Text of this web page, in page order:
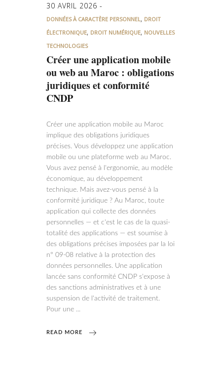
30 AVRIL 2026
DONNÉES À CARACTÈRE PERSONNEL, DROIT
ÉLECTRONIQUE, DROIT NUMÉRIQUE, NOUVELLES
TECHNOLOGIES
Créer une application mobile
ou web au Maroc : obligations
juridiques et conformité
CNDP
Créer une application mobile au Maroc
implique des obligations juridiques
précises. Vous développez une application
mobile ou une plateforme web au Maroc.
Vous avez pensé à l'ergonomie, au modèle
économique, au développement
technique. Mais avez-vous pensé à la
conformité juridique ? Au Maroc, toute
application qui collecte des données
personnelles — et c'est le cas de la quasi-
totalité des applications — est soumise à
des obligations précises imposées par la loi
n° 09-08 relative à la protection des
données personnelles. Une application
lancée sans conformité CNDP s'expose à
des sanctions administratives et à une
suspension de l'activité de traitement.
Pour une
READ MORE